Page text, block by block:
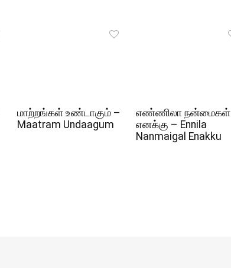
மாற்றங்கள் உண்டாகும் –
Maatram Undaagum
எண்ணிலா நன்மைகள்
எனக்கு – Ennila
Nanmaigal Enakku